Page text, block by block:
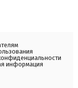
информация